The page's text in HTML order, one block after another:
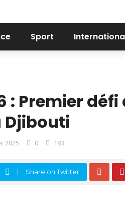
Sport
: Premier défi
Djibouti
2025 0 183
Share on Twitter